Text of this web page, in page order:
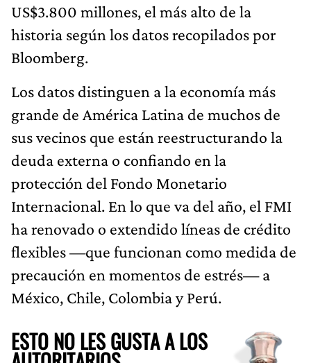
US$3.800 millones, el más alto de la
historia según los datos recopilados por
Bloomberg.
Los datos distinguen a la economía más
grande de América Latina de muchos de
sus vecinos que están reestructurando la
deuda externa o confiando en la
protección del Fondo Monetario
Internacional. En lo que va del año, el FMI
ha renovado o extendido líneas de crédito
flexibles —que funcionan como medida de
precaución en momentos de estrés— a
México, Chile, Colombia y Perú.
ESTO NO LES GUSTA A LOS